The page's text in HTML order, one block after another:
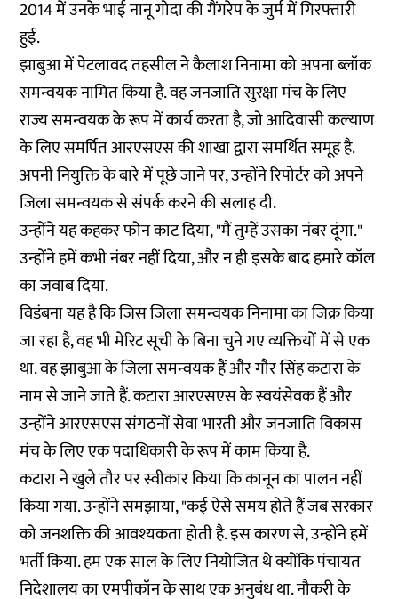
2014 में उनके भाई नानू गोदा की गैंगरेप के जुर्म में गिरफ्तारी
हुई.
झाबुआ में पेटलावद तहसील ने कैलाश निनामा को अपना ब्लॉक
समन्वयक नामित किया है. वह जनजाति सुरक्षा मंच के लिए
राज्य समन्वयक के रूप में कार्य करता है, जो आदिवासी कल्याण
के लिए समर्पित आरएसएस की शाखा द्वारा समर्थित समूह है.
अपनी नियुक्ति के बारे में पूछे जाने पर, उन्होंने रिपोर्टर को अपने
जिला समन्वयक से संपर्क करने की सलाह दी.
उन्होंने यह कहकर फोन काट दिया, "मैं तुम्हें उसका नंबर दूंगा."
उन्होंने हमें कभी नंबर नहीं दिया, और न ही इसके बाद हमारे कॉल
का जवाब दिया.
विडंबना यह है कि जिस जिला समन्वयक निनामा का जिक्र किया
जा रहा है, वह भी मेरिट सूची के बिना चुने गए व्यक्तियों में से एक
था. वह झाबुआ के जिला समन्वयक हैं और गौर सिंह कटारा के
नाम से जाने जाते हैं. कटारा आरएसएस के स्वयंसेवक हैं और
उन्होंने आरएसएस संगठनों सेवा भारती और जनजाति विकास
मंच के लिए एक पदाधिकारी के रूप में काम किया है.
कटारा ने खुले तौर पर स्वीकार किया कि कानून का पालन नहीं
किया गया. उन्होंने समझाया, "कई ऐसे समय होते हैं जब सरकार
को जनशक्ति की आवश्यकता होती है. इस कारण से, उन्होंने हमें
भर्ती किया. हम एक साल के लिए नियोजित थे क्योंकि पंचायत
निदेशालय का एमपीकॉन के साथ एक अनुबंध था. नौकरी के